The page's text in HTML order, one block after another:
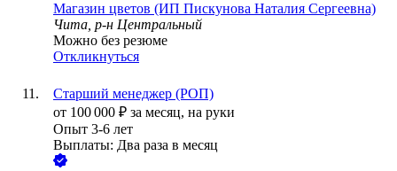
Магазин цветов (ИП Пискунова Наталия Сергеевна)
Чита, р-н Центральный
Можно без резюме
Откликнуться
Старший менеджер (РОП)
от 100 000 ₽ за месяц, на руки
Опыт 3-6 лет
Выплаты: Два раза в месяц